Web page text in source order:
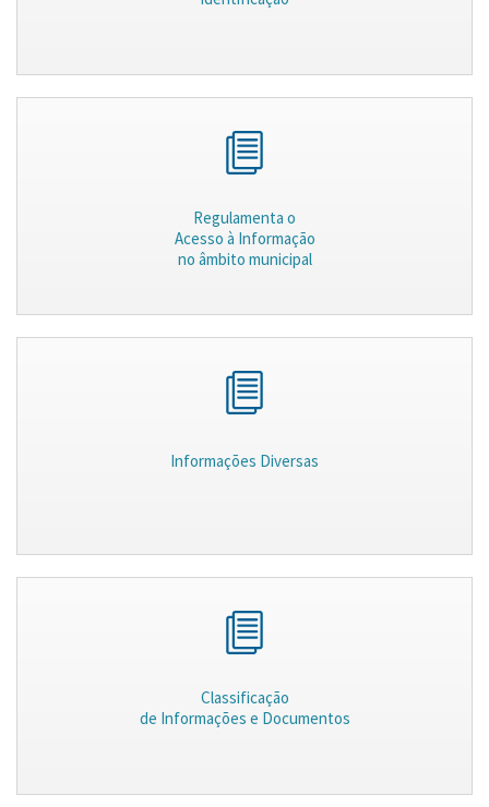
Regulamenta o
Acesso à Informação
no âmbito municipal
Informações Diversas
Classificação
de Informações e Documentos